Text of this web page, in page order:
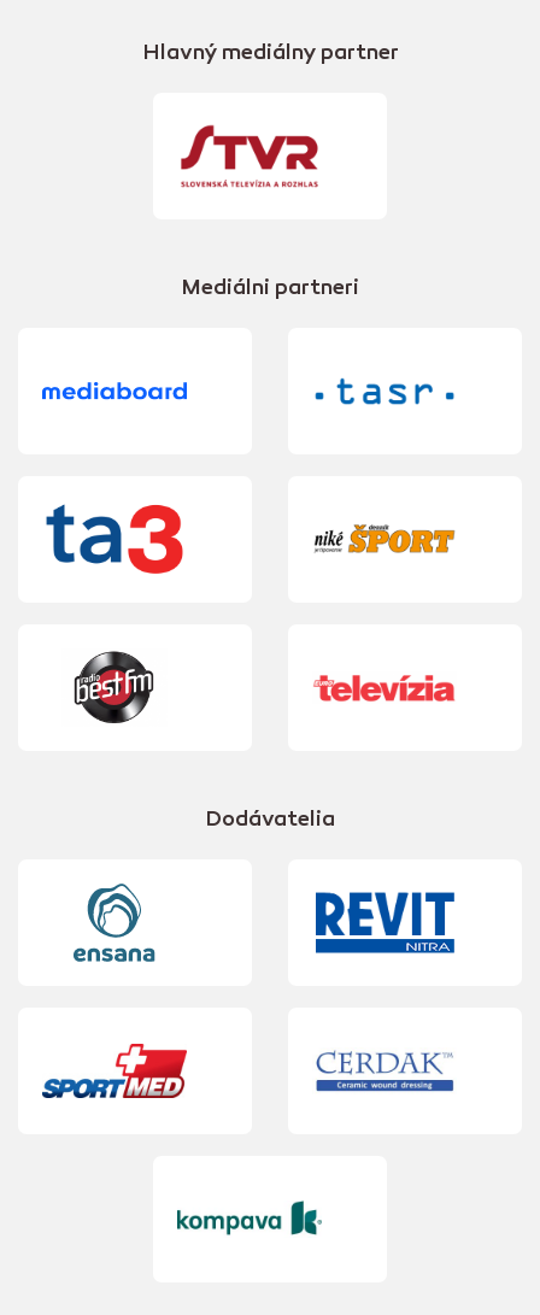
Hlavný mediálny partner
Mediálni partneri
Dodávatelia